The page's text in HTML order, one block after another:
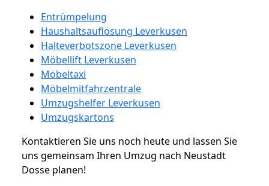
Entrümpelung
Haushaltsauflösung Leverkusen
Halteverbotszone Leverkusen
Möbellift Leverkusen
Möbeltaxi
Möbelmitfahrzentrale
Umzugshelfer Leverkusen
Umzugskartons
Kontaktieren Sie uns noch heute und lassen Sie
uns gemeinsam Ihren Umzug nach Neustadt
Dosse planen!